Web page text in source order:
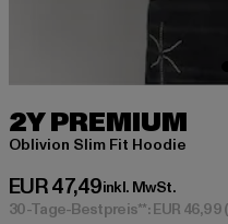
2Y PREMIUM
Oblivion Slim Fit Hoodie
EUR 47,49
Derzeitiger Preis: EUR
inkl. MwSt.
30-Tage-Bestpreis**: EUR 46,99